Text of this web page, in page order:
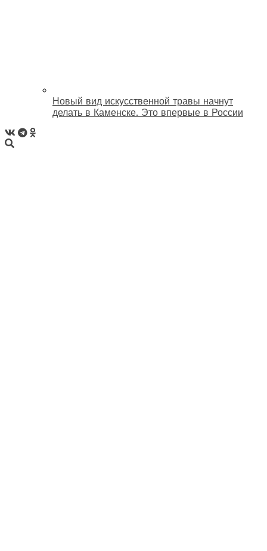
Новый вид искусственной травы начнут
делать в Каменске. Это впервые в России